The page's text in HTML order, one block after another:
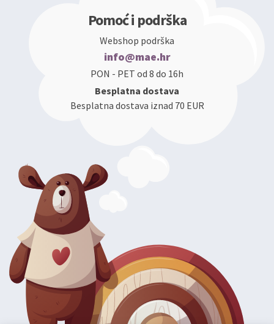
Pomoć i podrška
Webshop podrška
info@mae.hr
PON - PET od 8 do 16h
Besplatna dostava
Besplatna dostava iznad 70 EUR